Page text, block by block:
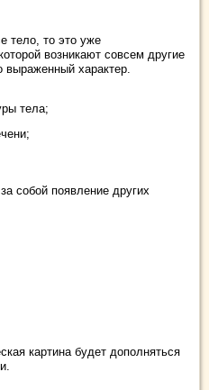
тело, то это уже
возникают совсем другие
характер.
тела;
собой появление других
картина будет дополняться